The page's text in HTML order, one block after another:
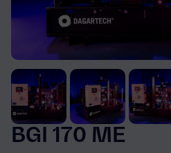
BGI 170 ME